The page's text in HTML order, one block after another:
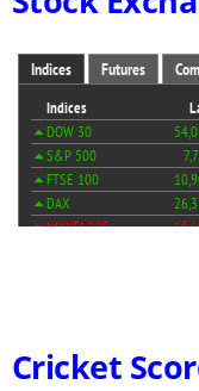
Cricket